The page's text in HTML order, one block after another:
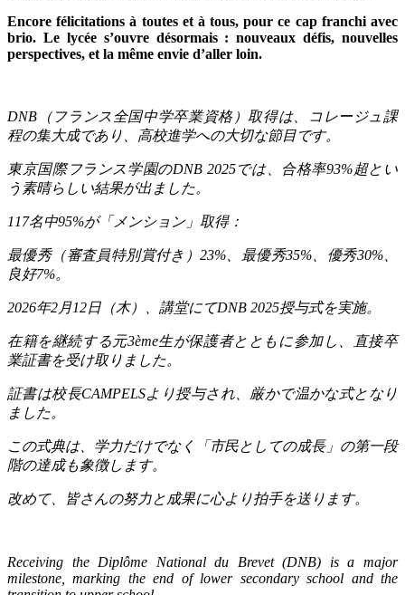
Encore félicitations à toutes et à tous, pour ce cap franchi avec
brio. Le lycée s’ouvre désormais : nouveaux défis, nouvelles
perspectives, et la même envie d’aller loin.
DNB （フランス全国中学卒業資格）取得は、コレージュ課
程の集大成であり、高校進学への大切な節目です。
東京国際フランス学園のDNB 2025では、合格率93%超とい
う素晴らしい結果が出ました。
117名中95%が「メンション」取得：
最優秀（審査員特別賞付き）23%、最優秀35%、優秀30%、
良好7%。
2026年2月12日（木）、講堂にてDNB 2025授与式を実施。
在籍を継続する元3ème生が保護者とともに参加し、直接卒
業証書を受け取りました。
証書は校長CAMPELSより授与され、厳かで温かな式となり
ました。
この式典は、学力だけでなく「市民としての成長」の第一段
階の達成も象徴します。
改めて、皆さんの努力と成果に心より拍手を送ります。
Receiving the Diplôme National du Brevet (DNB) is a major
milestone, marking the end of lower secondary school and the